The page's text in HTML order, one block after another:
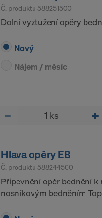
Č. produktu 588251500
Dolní vyztužení opěry
Nový
Nájem / měsíc
Hlava opěry EB
Č. produktu 588244500
Připevnění opěr bednění
nosníkovým bedněním
mohli těmto
A PŘEDÁVÁNÍM